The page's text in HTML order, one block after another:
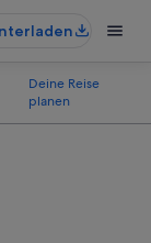
Deine Reise
planen